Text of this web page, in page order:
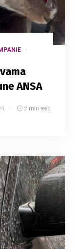
ANSA
2 min read